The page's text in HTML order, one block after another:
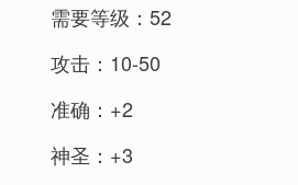
需要等级：52
攻击：10-50
准确：+2
神圣：+3